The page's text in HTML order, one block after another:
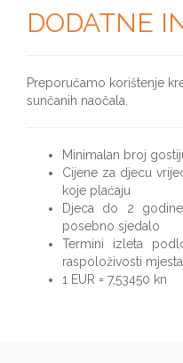
DODATNE
Preporučamo korištenje
sunčanih naočala.
Minimalan broj
Cijene za djecu
koje plaćaju
Djeca do 2
posebno sjedalo
Termini izleta
raspoloživosti mjesta
1 EUR = 7,53450 kn